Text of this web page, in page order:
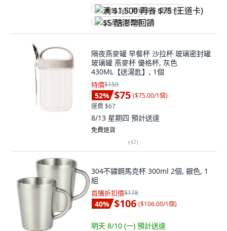
满 $1,500 再省 $75 (王道卡)
$5 酷澎幣回饋
隔夜燕麥罐 早餐杯 沙拉杯 玻璃密封罐
玻璃罐 燕麥杯 優格杯, 灰色
430ML【送湯匙】, 1個
特價$159
52% $75 ($75.00/1個)
運費 $67
8/13 星期四 預計送達
免費退貨
(42)
304不鏽鋼馬克杯 300ml 2個, 銀色, 1
組
首購折扣價$178
40% $106 ($106.00/1個)
明天 8/10 (一) 預計送達